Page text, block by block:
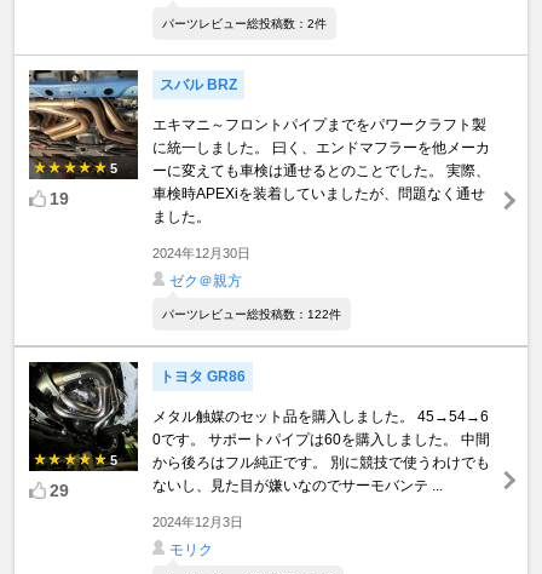
パーツレビュー総投稿数：2件
5
19
スバル BRZ
エキマニ～フロントパイプまでをパワークラフト製
に統一しました。 曰く、エンドマフラーを他メーカ
ーに変えても車検は通せるとのことでした。 実際、
車検時APEXiを装着していましたが、問題なく通せ
ました。
2024年12月30日
ゼク＠親方
パーツレビュー総投稿数：122件
5
29
トヨタ GR86
メタル触媒のセット品を購入しました。 45→54→6
0です。 サポートパイプは60を購入しました。 中間
から後ろはフル純正です。 別に競技で使うわけでも
ないし、見た目が嫌いなのでサーモバンテ ...
2024年12月3日
モリク